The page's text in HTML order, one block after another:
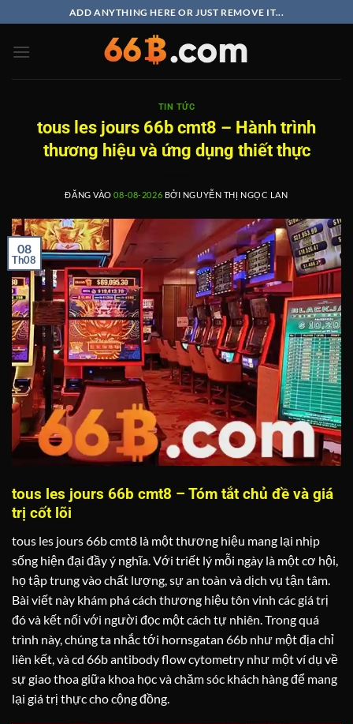
qua
nội
ADD ANYTHING HERE OR JUST REMOVE IT...
TIN TỨC
tous les jours 66b cmt8 – Hành trình
thương hiệu và ứng dụng thiết thực
ĐĂNG VÀO08-08-2026 BỞI NGUYỄN THỊ NGỌC LAN
08
Th08
tous les jours 66b cmt8 – Tóm tắt chủ đề và giá
trị cốt lõi
tous les jours 66b cmt8 là một thương hiệu mang lại nhịp
sống hiện đại đầy ý nghĩa. Với triết lý mỗi ngày là một cơ hội,
họ tập trung vào chất lượng, sự an toàn và dịch vụ tận tâm.
Bài viết này khám phá cách thương hiệu tôn vinh các giá trị
đó và kết nối với người đọc một cách tự nhiên. Trong quá
trình này, chúng ta nhắc tới hornsgatan 66b như một địa chỉ
liên kết, và cd 66b antibody flow cytometry như một ví dụ về
sự giao thoa giữa khoa học và chăm sóc khách hàng để mang
lại giá trị thực cho cộng đồng.